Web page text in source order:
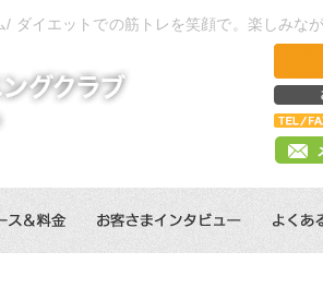
イエットでの筋トレを笑顔で。楽しみな